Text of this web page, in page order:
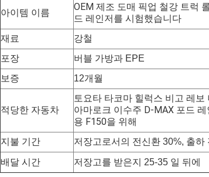
아이템 이름
OEM 제조 도매 픽업 철강 트럭
드 레인저를 시험했습니다
재료
강철
포장
버블 가방과 EPE
보증
12개월
적당한 자동차
토요타 타코마 힐럭스 비고 레
아마로크 이수주 D-MAX 포드
용 F150을 위해
지불 기간
저장고로서의 전신환 30%, 출하
배달 시간 저장고를 받은지 25-35 일 뒤에